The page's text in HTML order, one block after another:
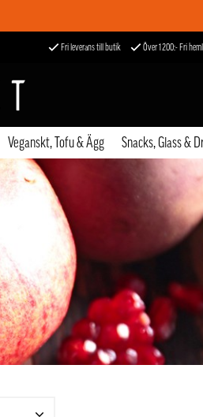
Fri leverans till butik Över 1200:- Fri
Veganskt, Tofu & Ägg Snacks, Glass &